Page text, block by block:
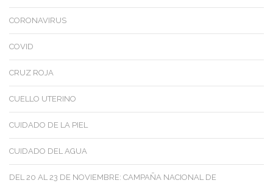
CORONAVIRUS
COVID
CRUZ ROJA
CUELLO UTERINO
CUIDADO DE LA PIEL
CUIDADO DEL AGUA
DEL 20 AL 23 DE NOVIEMBRE: CAMPAÑA NACIONAL DE